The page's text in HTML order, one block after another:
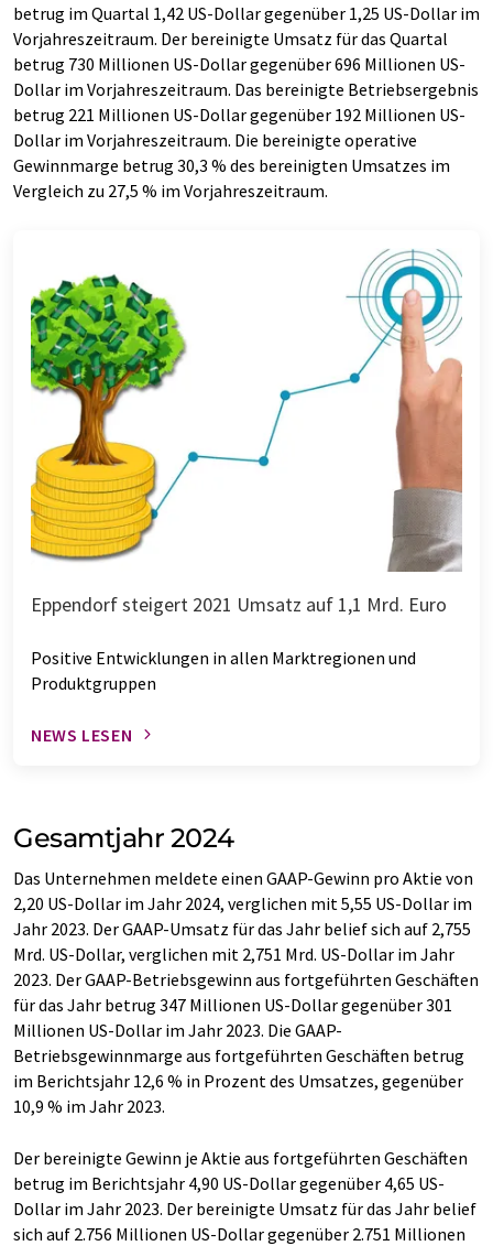
betrug im Quartal 1,42 US-Dollar gegenüber 1,25 US-Dollar im
Vorjahreszeitraum. Der bereinigte Umsatz für das Quartal
betrug 730 Millionen US-Dollar gegenüber 696 Millionen US-
Dollar im Vorjahreszeitraum. Das bereinigte Betriebsergebnis
betrug 221 Millionen US-Dollar gegenüber 192 Millionen US-
Dollar im Vorjahreszeitraum. Die bereinigte operative
Gewinnmarge betrug 30,3 % des bereinigten Umsatzes im
Vergleich zu 27,5 % im Vorjahreszeitraum.
Eppendorf steigert 2021 Umsatz auf 1,1 Mrd. Euro
Positive Entwicklungen in allen Marktregionen und
Produktgruppen
NEWS LESEN
Gesamtjahr 2024
Das Unternehmen meldete einen GAAP-Gewinn pro Aktie von
2,20 US-Dollar im Jahr 2024, verglichen mit 5,55 US-Dollar im
Jahr 2023. Der GAAP-Umsatz für das Jahr belief sich auf 2,755
Mrd. US-Dollar, verglichen mit 2,751 Mrd. US-Dollar im Jahr
2023. Der GAAP-Betriebsgewinn aus fortgeführten Geschäften
für das Jahr betrug 347 Millionen US-Dollar gegenüber 301
Millionen US-Dollar im Jahr 2023. Die GAAP-
Betriebsgewinnmarge aus fortgeführten Geschäften betrug
im Berichtsjahr 12,6 % in Prozent des Umsatzes, gegenüber
10,9 % im Jahr 2023.
Der bereinigte Gewinn je Aktie aus fortgeführten Geschäften
betrug im Berichtsjahr 4,90 US-Dollar gegenüber 4,65 US-
Dollar im Jahr 2023. Der bereinigte Umsatz für das Jahr belief
sich auf 2.756 Millionen US-Dollar gegenüber 2.751 Millionen